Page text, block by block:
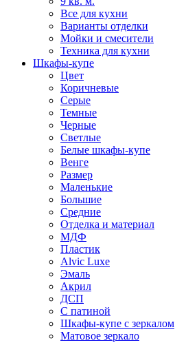
Все для кухни
Варианты отделки
Мойки и смесители
Техника для кухни
Шкафы-купе
Цвет
Коричневые
Серые
Темные
Черные
Светлые
Белые шкафы-купе
Венге
Размер
Маленькие
Большие
Средние
Отделка и материал
МДФ
Пластик
Alvic Luxe
Эмаль
Акрил
ДСП
С патиной
Шкафы-купе с зеркалом
Матовое зеркало